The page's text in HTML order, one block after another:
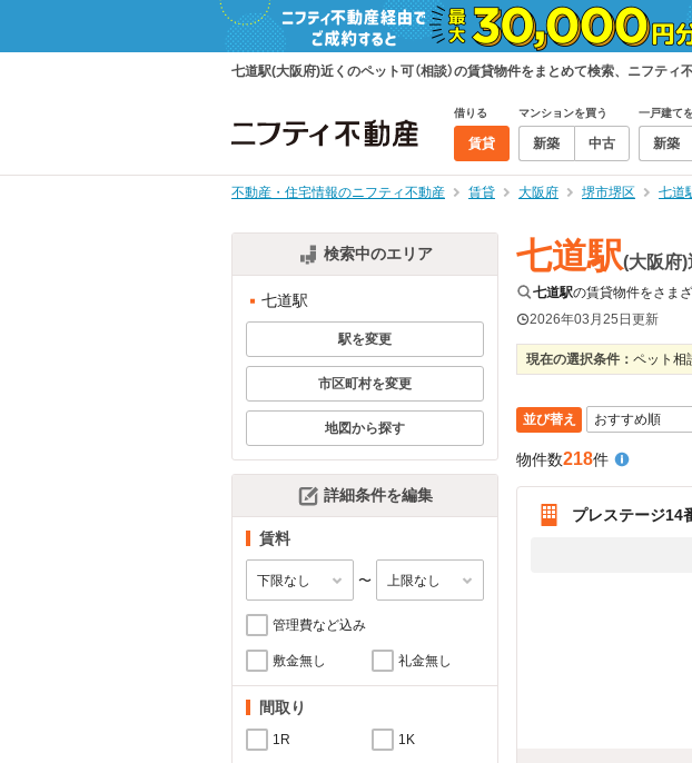
七道駅(大阪府)近くのペット可（相談）の賃貸物件をまとめて検索、ニフテ
借りる
賃貸
マンションを買う
新築 中古
一戸建て
新築
不動産・住宅情報のニフティ不動産 賃貸 大阪府 堺市堺区 七道
検索中のエリア
七道駅
駅を変更
市区町村を変更
地図から探す
詳細条件を編集
賃料
〜
管理費など込み
敷金無し 礼金無し
間取り
1R 1K
七道駅(大阪府)
七道駅の賃貸物件をさま
2026年03月25日更新
現在の選択条件： ペット相
並び替え
物件数218件
プレステージ14